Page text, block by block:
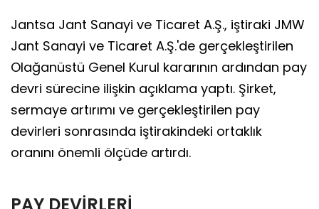
Jantsa Jant Sanayi ve Ticaret A.Ş., iştiraki JMW
Jant Sanayi ve Ticaret A.Ş.'de gerçekleştirilen
Olağanüstü Genel Kurul kararının ardından pay
devri sürecine ilişkin açıklama yaptı. Şirket,
sermaye artırımı ve gerçekleştirilen pay
devirleri sonrasında iştirakindeki ortaklık
oranını önemli ölçüde artırdı.